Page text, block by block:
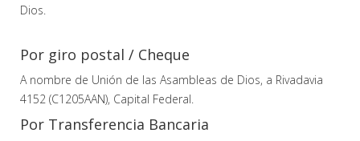
Dios.
Por giro postal / Cheque
A nombre de Unión de las Asambleas de Dios, a Rivadavia
4152 (C1205AAN), Capital Federal.
Por Transferencia Bancaria